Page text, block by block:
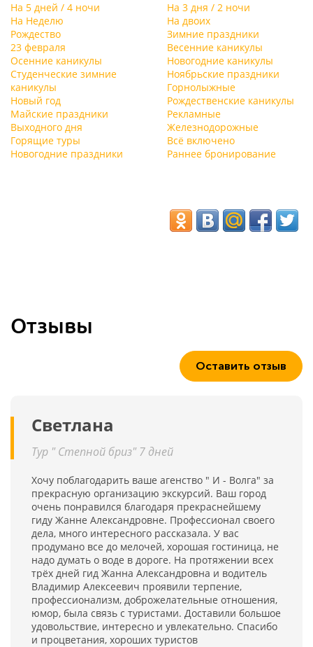
На 5 дней / 4 ночи
На 3 дня / 2 ночи
На Неделю
На двоих
Рождество
Зимние праздники
23 февраля
Весенние каникулы
Осенние каникулы
Новогодние каникулы
Студенческие зимние
каникулы
Ноябрьские праздники
Горнолыжные
Новый год
Рождественские каникулы
Майские праздники
Рекламные
Выходного дня
Железнодорожные
Горящие туры
Всё включено
Новогодние праздники
Раннее бронирование
Отзывы
Оставить отзыв
Светлана
Тур " Степной бриз" 7 дней
Хочу поблагодарить ваше агенство " И - Волга" за
прекрасную организацию экскурсий. Ваш город
очень понравился благодаря прекраснейшему
гиду Жанне Александровне. Профессионал своего
дела, много интересного рассказала. У вас
продумано все до мелочей, хорошая гостиница, не
надо думать о воде в дороге. На протяжении всех
трёх дней гид Жанна Александровна и водитель
Владимир Алексеевич проявили терпение,
профессионализм, доброжелательные отношения,
юмор, была связь с туристами. Доставили большое
удовольствие, интересно и увлекательно. Спасибо
и процветания, хороших туристов